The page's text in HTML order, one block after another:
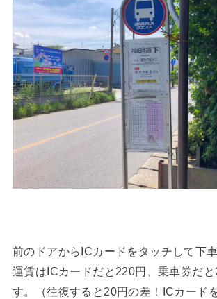
前のドアからICカードをタッチして下
運賃はICカードだと220円、乗車券だと
す。（往復すると20円の差！ICカード